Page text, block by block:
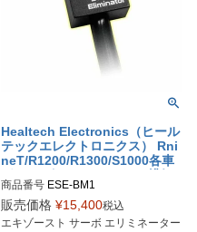
Healtech Electronics（ヒール
テックエレクトロニクス） Rni
neT/R1200/R1300/S1000各車
デバイスキャンセラー
商品番号 ESE-BM1
hlt_ESE-BM1
販売価格 ¥15,400税込
エキゾースト サーボ エリミネーター